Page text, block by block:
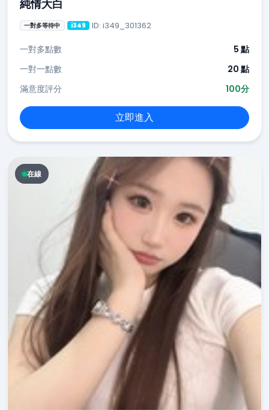
純情大白
一對多等待中 i349 ID: i349_301362
一對多點數
5 點
一對一點數
20 點
滿意度評分
100分
立即進入
在線